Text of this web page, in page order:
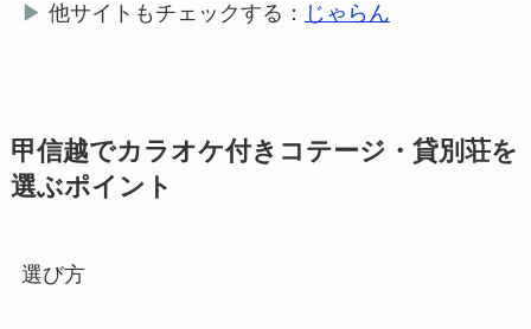
▶ 他サイトもチェックする： じゃらん
甲信越でカラオケ付きコテージ・貸別荘を
選ぶポイント
選び方